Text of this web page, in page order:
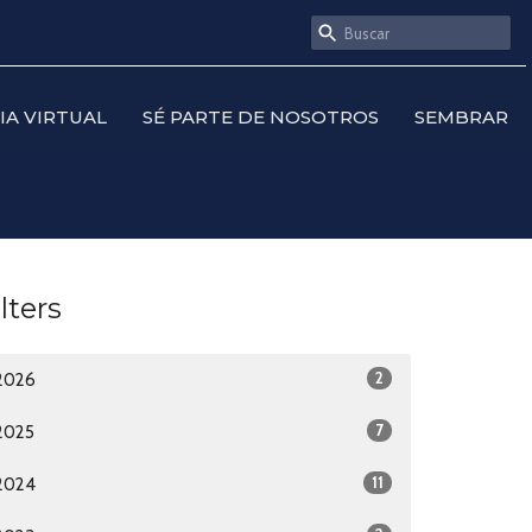
VIRTUAL SÉ PARTE DE NOSOTROS SEMBRAR
2
7
11